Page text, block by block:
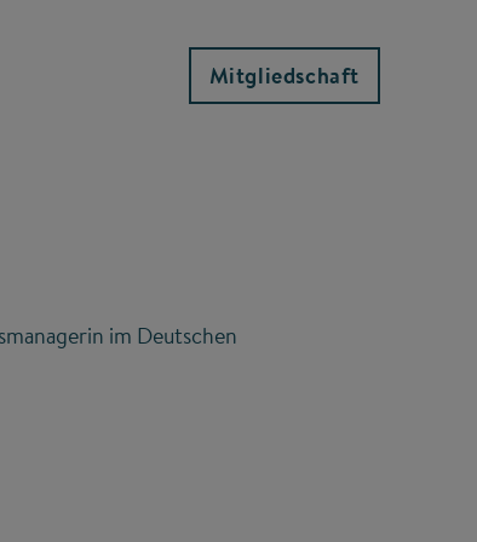
Mitgliedschaft
im Deutschen